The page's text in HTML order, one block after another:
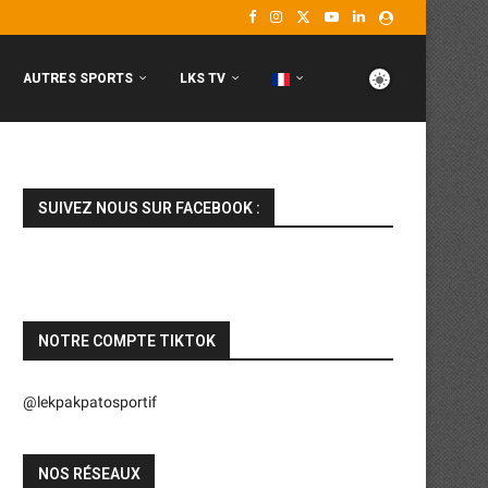
AUTRES SPORTS LKS TV
SUIVEZ NOUS SUR FACEBOOK :
NOTRE COMPTE TIKTOK
@lekpakpatosportif
NOS RÉSEAUX